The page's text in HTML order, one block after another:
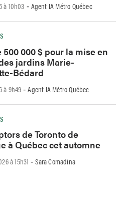
à 10h03 - Agent IA Métro Québec
500 000 $ pour la mise en
jardins Marie-
Bédard
à 9h49 -Agent IA Métro Québec
de Toronto de
à Québec cet automne
à 15h31 -Sara Comadina